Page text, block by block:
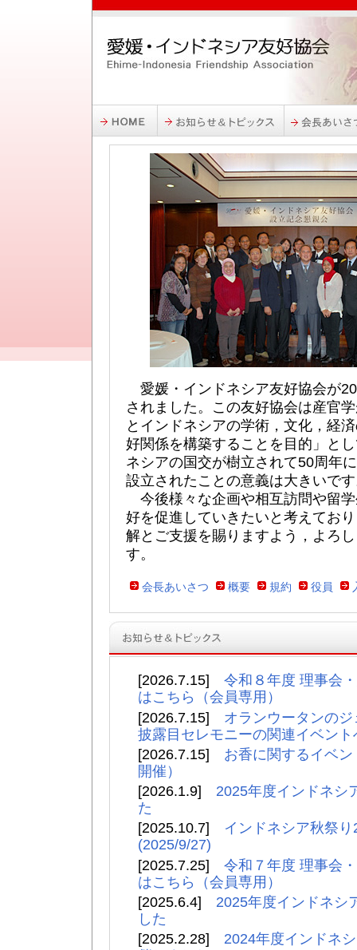
愛媛・インドネシア友好協会が
されました。この友好協会は産官
とインドネシアの学術，文化，経
好関係を構築することを目的」と
ネシアの国交が樹立されて50周年
設立されたことの意義は大きいで
今後様々な企画や相互訪問や留
好を促進していきたいと考えてお
解とご支援を賜りますよう，よろ
す。
会長あいさつ 概要 規約 役員
[2026.7.15] 令和８年度 理事会
はこちら（会員専用）
[2026.7.15] オランウータンの
披露目セレモニーの関連イベン
[2026.7.15] お香に関するイベ
開催）
[2026.1.9] 2025年度インドネシ
た
[2025.10.7] インドネシア秋祭
(2025/9/27)
[2025.7.25] 令和７年度 理事会
はこちら（会員専用）
[2025.6.4] 2025年度インドネシ
した
[2025.2.28] 2024年度インドネ